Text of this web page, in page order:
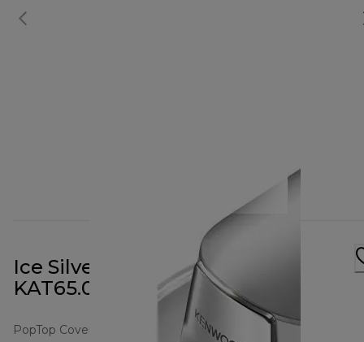
Ice Silver PopTop deksel
KAT65.000SI
PopTop Cover